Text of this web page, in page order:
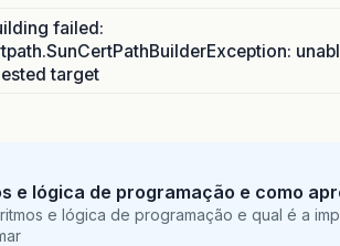
failed:
target
e lógica de programação e como
e lógica de programação e qual é a